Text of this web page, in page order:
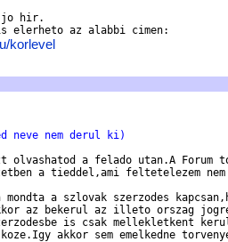
jo hir.
korlevel
neve nem derul ki)
olvashatod a felado utan.A Forum
a tieddel,ami feltetelezem
a szlovak szerzodes
az bekerul az illeto orszag
is csak mellekletkent
akkor sem emelkedne